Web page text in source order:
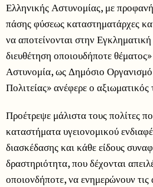
Ελληνικής Αστυνομίας, με
πάσης φύσεως καταστηματάρχες
να αποτείνονται στην
διευθέτηση οποιουδήποτε
Αστυνομία, ως Δημόσιο
Πολιτείας» ανέφερε ο αξιωματικός
Προέτρεψε μάλιστα τους πολίτες
καταστήματα υγειονομικού
διασκέδασης και κάθε είδους
δραστηριότητα, που δέχονται
οποιονδήποτε, να ενημερώνουν τις